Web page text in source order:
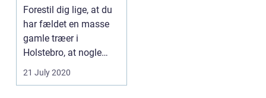
Forestil dig lige, at du
har fældet en masse
gamle træer i
Holstebro, at nogle
gamle tr&...
21 July 2020